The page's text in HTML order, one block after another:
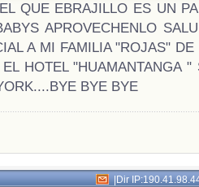
QUE EBRAJILLO ES UN
APROVECHENLO
A MI FAMILIA "ROJAS"
HOTEL "HUAMANTANGA "
BYE BYE
|Dir